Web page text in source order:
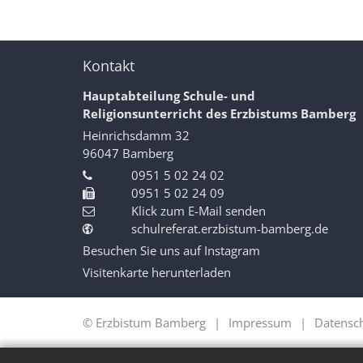
Kontakt
Hauptabteilung Schule- und
Religionsunterricht des Erzbistums Bamberg
Heinrichsdamm 32
96047 Bamberg
0951 5 02 24 02
0951 5 02 24 09
Klick zum E-Mail senden
schulreferat.erzbistum-bamberg.de
Besuchen Sie uns auf Instagram
Visitenkarte herunterladen
© Erzbistum Bamberg Impressum